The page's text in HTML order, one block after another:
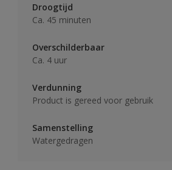
Droogtijd
Ca. 45 minuten
Overschilderbaar
Ca. 4 uur
Verdunning
Product is gereed voor gebruik
Samenstelling
Watergedragen